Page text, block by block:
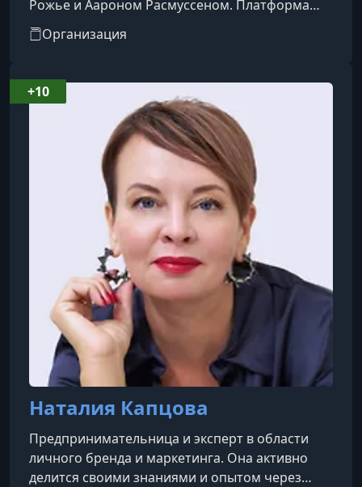
Рожье и Аароном Расмуссеном. Платформа
предоставляет доступ к видеокурсам,
созданным и представленным мировыми
областях.​Особенности
платформы:Преподаватели: Среди
инструкторов — известные личности, такие как
Гордон Рамзи (кулинария), Маргарет Этвуд
(писательство), Мартин Скорсезе
(кинорежиссура), Серена Уильямс (теннис),
Ханс Циммер
Организация
Наталия Капцова
Предпринимательница и эксперт в области
личного бренда и маркетинга. Она активно
делится своими знаниями и опытом через
+10